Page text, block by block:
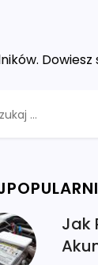
Dowiesz
Jak